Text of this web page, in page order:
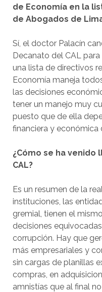
de Economía en la
de Abogados de
Sí, el doctor Palacín
Decanato del CAL
una lista de directivos
Economía maneja
las decisiones
tener un manejo muy
puesto que de ella
financiera y económica
¿Cómo se ha venido
CAL?
Es un resumen de la
instituciones, las
gremial, tienen el
decisiones
corrupción. Hay que
más empresariales y
sin cargas de planillas
compras, en
amnistías que al final